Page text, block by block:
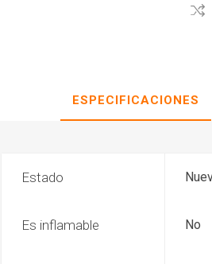
ESPECIFICACIONES
Estado
Es inflamable No